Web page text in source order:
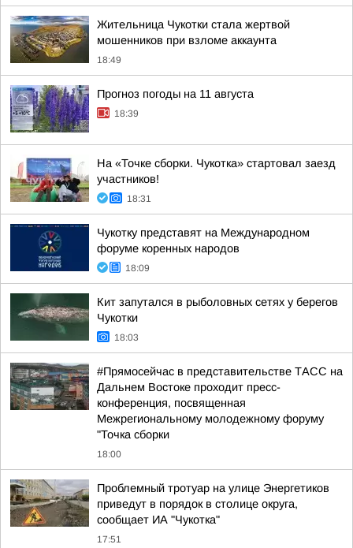
Жительница Чукотки стала жертвой
мошенников при взломе аккаунта
18:49
Прогноз погоды на 11 августа
18:39
На «Точке сборки. Чукотка» стартовал заезд
участников!
18:31
Чукотку представят на Международном
форуме коренных народов
18:09
Кит запутался в рыболовных сетях у берегов
Чукотки
18:03
#Прямосейчас в представительстве ТАСС на
Дальнем Востоке проходит пресс-
конференция, посвященная
Межрегиональному молодежному форуму
"Точка сборки
18:00
Проблемный тротуар на улице Энергетиков
приведут в порядок в столице округа,
сообщает ИА "Чукотка"
17:51